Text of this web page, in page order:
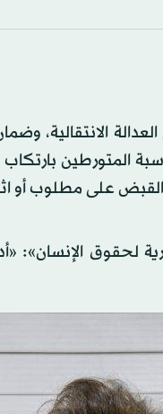
‏الانتقالية،
‏المتورطين
القبض على مطلوب أو
لحقوق الإنسان»: